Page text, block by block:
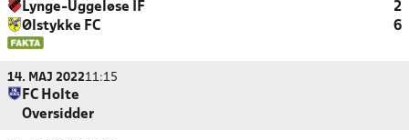
Lynge-Uggeløse IF
2
Ølstykke FC
6
14. MAJ 202211:15
FC Holte
Oversidder